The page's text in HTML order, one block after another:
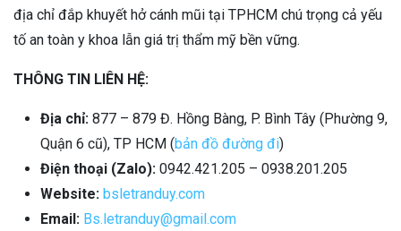
địa chỉ đắp khuyết hở cánh mũi tại TPHCM chú trọng cả yếu
tố an toàn y khoa lẫn giá trị thẩm mỹ bền vững.
THÔNG TIN LIÊN HỆ:
Địa chỉ: 877 – 879 Đ. Hồng Bàng, P. Bình Tây (Phường 9,
Quận 6 cũ), TP HCM (bản đồ đường đi)
Điện thoại (Zalo): 0942.421.205 – 0938.201.205
Website: bsletranduy.com
Email: Bs.letranduy@gmail.com